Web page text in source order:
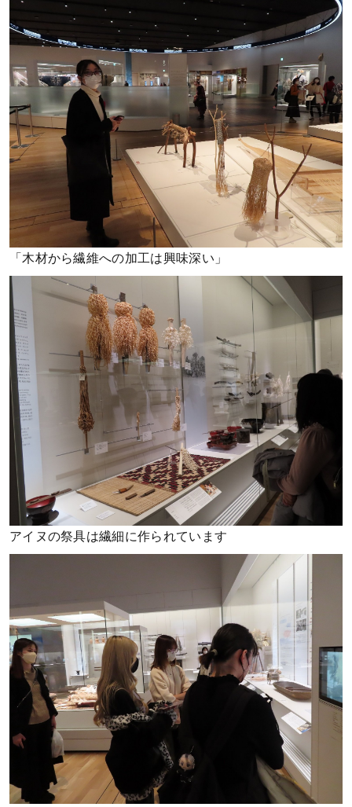
「木材から繊維への加工は興味深い」
アイヌの祭具は繊細に作られています